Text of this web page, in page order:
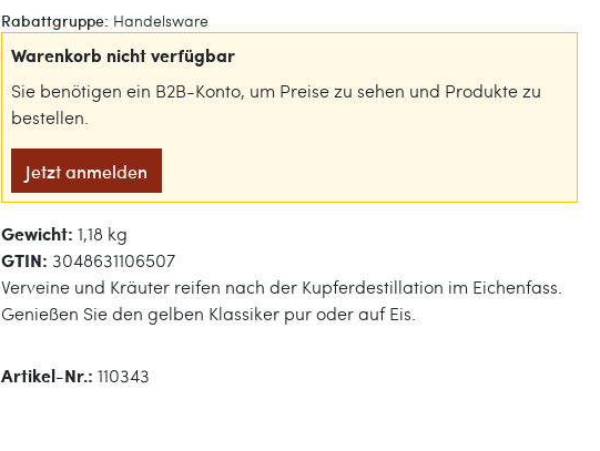
Rabattgruppe: Handelsware
Warenkorb nicht verfügbar
Sie benötigen ein B2B-Konto, um Preise zu sehen und Produkte zu
bestellen.
Jetzt anmelden
Gewicht: 1,18 kg
GTIN: 3048631106507
Verveine und Kräuter reifen nach der Kupferdestillation im Eichenfass.
Genießen Sie den gelben Klassiker pur oder auf Eis.
Artikel-Nr.: 110343